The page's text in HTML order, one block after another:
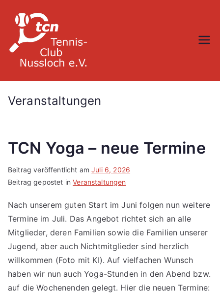
Inhalt
springen
Veranstaltungen
TCN Yoga – neue Termine
Beitrag veröffentlicht amJuli 6, 2026
Beitrag gepostet inVeranstaltungen
Nach unserem guten Start im Juni folgen nun weitere
Termine im Juli. Das Angebot richtet sich an alle
Mitglieder, deren Familien sowie die Familien unserer
Jugend, aber auch Nichtmitglieder sind herzlich
willkommen (Foto mit KI). Auf vielfachen Wunsch
haben wir nun auch Yoga-Stunden in den Abend bzw.
auf die Wochenenden gelegt. Hier die neuen Termine: